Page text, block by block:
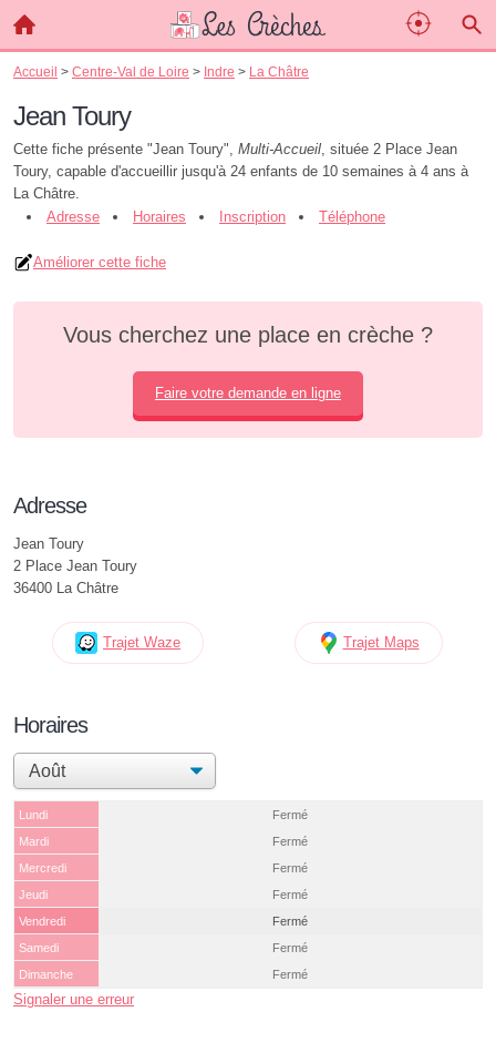
Accueil > Centre-Val de Loire > Indre > La Châtre
Jean Toury
Cette fiche présente "Jean Toury", Multi-Accueil, située 2 Place Jean
Toury, capable d'accueillir jusqu'à 24 enfants de 10 semaines à 4 ans à
La Châtre.
Adresse
Horaires Inscription Téléphone
Améliorer cette fiche
Vous cherchez une place en crèche ?
Faire votre demande en ligne
Adresse
Jean Toury
2 Place Jean Toury
36400 La Châtre
Trajet Waze Trajet Maps
Horaires
Lundi
Fermé
Mardi
Fermé
Mercredi
Fermé
Jeudi
Fermé
Vendredi
Fermé
Samedi
Fermé
Dimanche
Fermé
Signaler une erreur